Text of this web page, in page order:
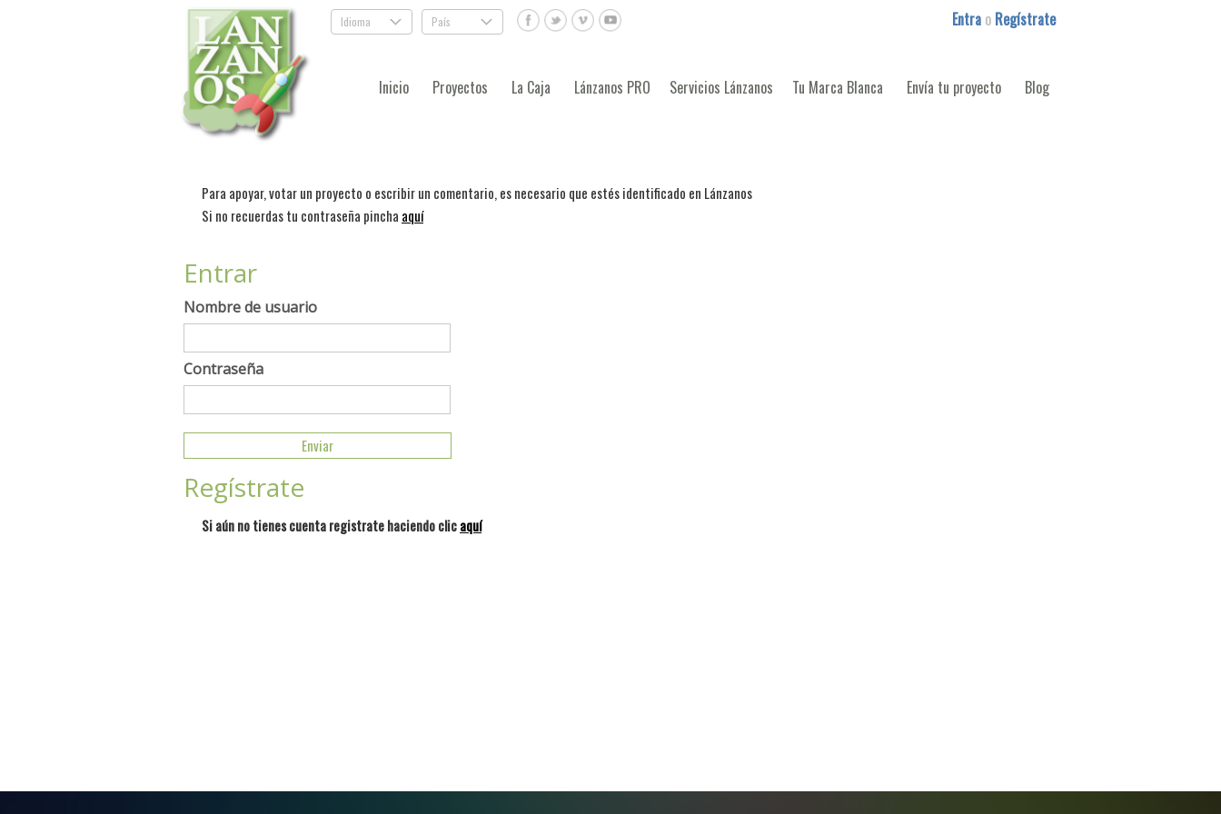
Idioma . País . Entra o Regístrate
Inicio Proyectos La Caja Lánzanos PRO Servicios Lánzanos Tu Marca Blanca Envía tu proyecto Blog
Para apoyar, votar un proyecto o escribir un comentario, es necesario que estés identificado en Lánzanos
Si no recuerdas tu contraseña pincha aquí
Entrar
Nombre de usuario
Contraseña
Regístrate
Si aún no tienes cuenta registrate haciendo clicaquí